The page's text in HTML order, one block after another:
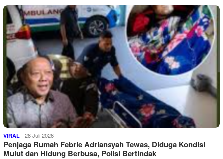
VIRAL 28 Juli 2026
Penjaga Rumah Febrie Adriansyah Tewas, Diduga Kondisi
Mulut dan Hidung Berbusa, Polisi Bertindak